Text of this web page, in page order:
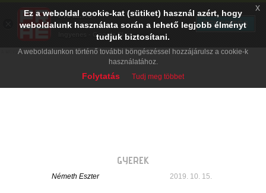
GYEREK
Németh Eszter 2019. 10. 15.
Ez a weboldal cookie-kat (sütiket) használ azért, hogy
weboldalunk használata során a lehető legjobb élményt
tudjuk biztosítani.
A weboldalunkon történő további böngészéssel hozzájárulsz a cookie-k
használatához.
Folytatás Tudj meg többet
x
PRAE.HU
Digital Evolution
Ingyenes - Google Play
TELEPÍTÉS